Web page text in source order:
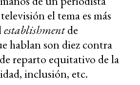
el tema es más
establishmentde
hablan son diez contra
reparto equitativo de la
inclusión, etc.